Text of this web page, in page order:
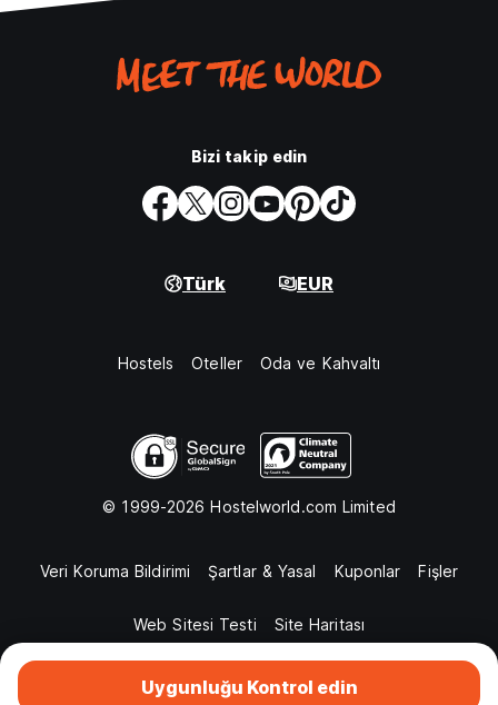
Uygunluğu Kontrol edin
Bizi takip edin
Türk EUR
Hostels Oteller Oda ve Kahvaltı
© 1999-2026 Hostelworld.com Limited
Veri Koruma Bildirimi Şartlar & Yasal Kuponlar Fişler
Web Sitesi Testi Site Haritası